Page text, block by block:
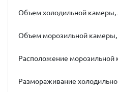
Объем холодильной камеры,
Объем морозильной камеры,
Расположение морозильной
Размораживание